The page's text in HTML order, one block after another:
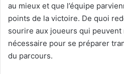
au mieux et que l’équipe
points de la victoire. De quoi
sourire aux joueurs qui peuvent
nécessaire pour se préparer
du parcours.